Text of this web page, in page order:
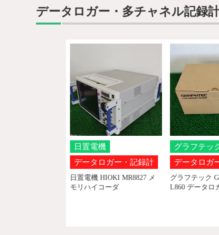
データロガー・多チャネル記録
日置電機
データロガー・記録計
日置電機 HIOKI MR8827 メ
モリハイコーダ
グラフテッ
データロガ
グラフテック
L860 データロ